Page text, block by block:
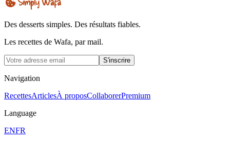
Des desserts simples. Des résultats fiables.
Les recettes de Wafa, par mail.
S'inscrire
Navigation
RecettesArticlesÀ proposCollaborerPremium
Language
ENFR